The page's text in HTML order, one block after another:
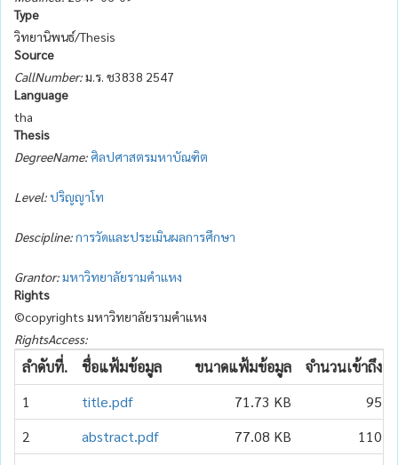
Type
วิทยานิพนธ์/Thesis
Source
CallNumber:ม.ร. ช3838 2547
Language
tha
Thesis
DegreeName: ศิลปศาสตรมหาบัณฑิต
Level:ปริญญาโท
Descipline:การวัดและประเมินผลการศึกษา
Grantor:มหาวิทยาลัยรามคำแหง
Rights
©copyrights มหาวิทยาลัยรามคำแหง
RightsAccess:
ลำดับที่. ชื่อแฟ้มข้อมูล ขนาดแฟ้มข้อมูล จำนวนเข้าถึง
1
title.pdf 71.73 KB 95
2
abstract.pdf 77.08 KB 110